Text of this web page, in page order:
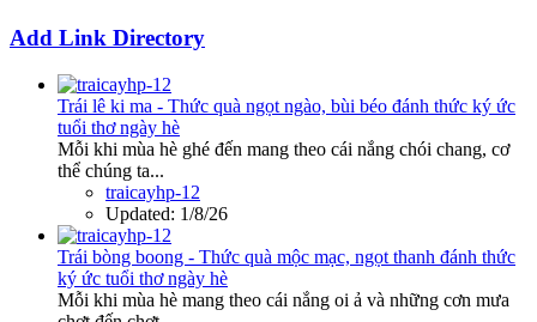
Add Link Directory
Trái lê ki ma - Thức quà ngọt ngào, bùi béo đánh thức ký ức
tuổi thơ ngày hè
Mỗi khi mùa hè ghé đến mang theo cái nắng chói chang, cơ
thể chúng ta...
traicayhp-12
Updated: 1/8/26
Trái bòng boong - Thức quà mộc mạc, ngọt thanh đánh thức
ký ức tuổi thơ ngày hè
Mỗi khi mùa hè mang theo cái nắng oi ả và những cơn mưa